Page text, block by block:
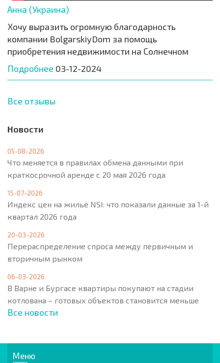
Анна (Украина)
Хочу выразить огромную благодарность
компании BolgarskiyDom за помощь
приобретения недвижимости на Солнечном
Подробнее 03-12-2024
Все отзывы
Новости
05-08-2026
Что меняется в правилах обмена данными при
краткосрочной аренде с 20 мая 2026 года
15-07-2026
Индекс цен на жильё NSI: что показали данные за 1-й
квартал 2026 года
20-03-2026
Перераспределение спроса между первичным и
вторичным рынком
06-03-2026
В Варне и Бургасе квартиры покупают на стадии
котлована – готовых объектов становится меньше
Все новости
Меню